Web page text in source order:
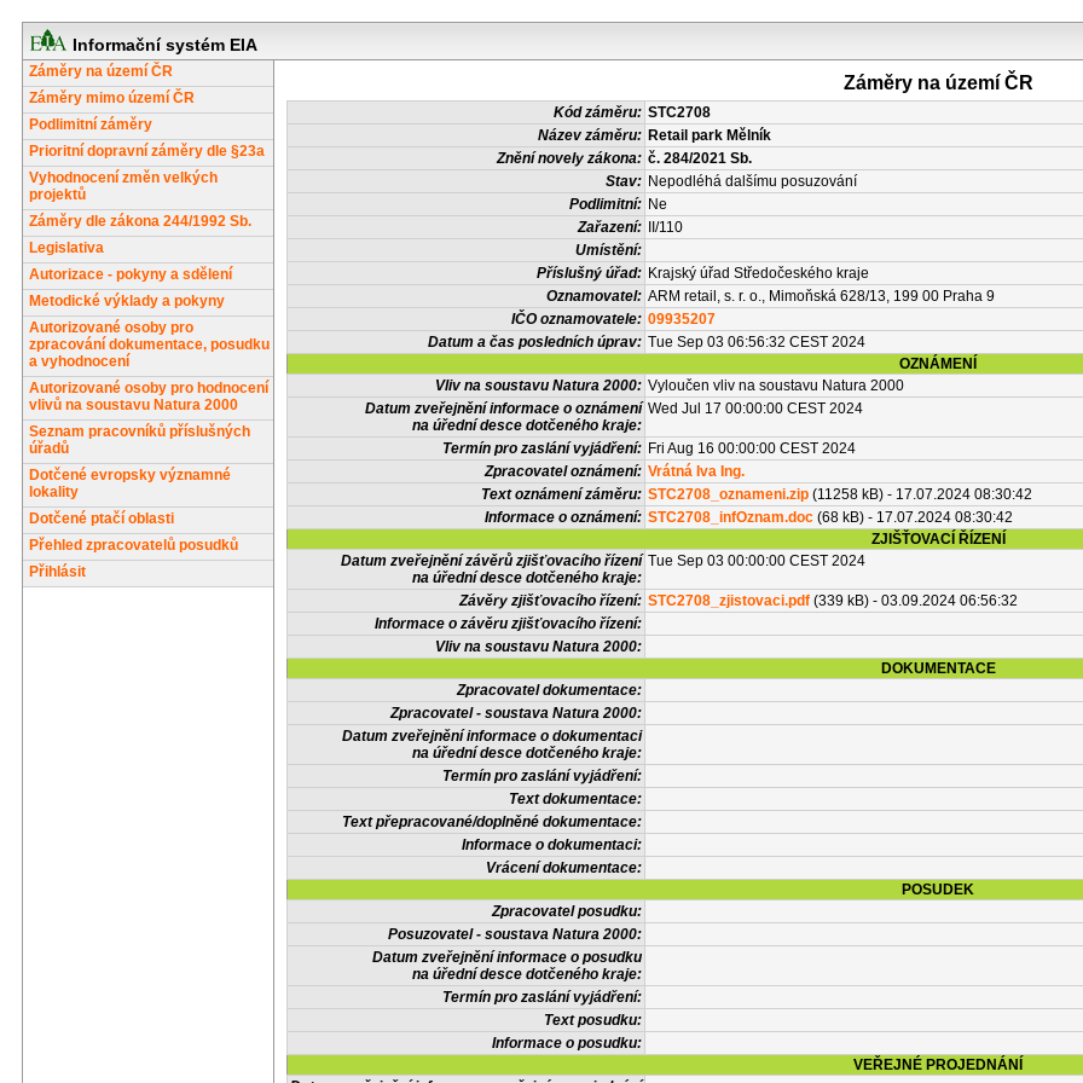
Informační systém EIA
Záměry na území ČR
Záměry mimo území ČR
Podlimitní záměry
Prioritní dopravní záměry dle §23a
Vyhodnocení změn velkých
projektů
Záměry dle zákona 244/1992 Sb.
Legislativa
Autorizace - pokyny a sdělení
Metodické výklady a pokyny
Autorizované osoby pro
zpracování dokumentace, posudku
a vyhodnocení
Autorizované osoby pro hodnocení
vlivů na soustavu Natura 2000
Seznam pracovníků příslušných
úřadů
Dotčené evropsky významné
lokality
Dotčené ptačí oblasti
Přehled zpracovatelů posudků
Přihlásit
Záměry na území ČR
Kód záměru: STC2708
Název záměru: Retail park Mělník
Znění novely zákona: č. 284/2021 Sb.
Stav: Nepodléhá dalšímu posuzování
Podlimitní: Ne
Zařazení:
II/110
Umístění:
Příslušný úřad: Krajský úřad Středočeského kraje
Oznamovatel: ARM retail, s. r. o., Mimoňská 628/13, 199 00 Praha 9
IČO oznamovatele: 09935207
Datum a čas posledních úprav: Tue Sep 03 06:56:32 CEST 2024
OZNÁMENÍ
Vliv na soustavu Natura 2000: Vyloučen vliv na soustavu Natura 2000
Datum zveřejnění informace o oznámení
na úřední desce dotčeného kraje:
Wed Jul 17 00:00:00 CEST 2024
Termín pro zaslání vyjádření: Fri Aug 16 00:00:00 CEST 2024
Zpracovatel oznámení: Vrátná Iva Ing.
Text oznámení záměru: STC2708_oznameni.zip (11258 kB) - 17.07.2024 08:30:42
Informace o oznámení: STC2708_infOznam.doc (68 kB) - 17.07.2024 08:30:42
ZJIŠŤOVACÍ ŘÍZENÍ
Datum zveřejnění závěrů zjišťovacího řízení
na úřední desce dotčeného kraje:
Tue Sep 03 00:00:00 CEST 2024
Závěry zjišťovacího řízení: STC2708_zjistovaci.pdf (339 kB) - 03.09.2024 06:56:32
Informace o závěru zjišťovacího řízení:
Vliv na soustavu Natura 2000:
DOKUMENTACE
Zpracovatel dokumentace:
Zpracovatel - soustava Natura 2000:
Datum zveřejnění informace o dokumentaci
na úřední desce dotčeného kraje:
Termín pro zaslání vyjádření:
Text dokumentace:
Text přepracované/doplněné dokumentace:
Informace o dokumentaci:
Vrácení dokumentace:
POSUDEK
Zpracovatel posudku:
Posuzovatel - soustava Natura 2000:
Datum zveřejnění informace o posudku
na úřední desce dotčeného kraje:
Termín pro zaslání vyjádření:
Text posudku:
Informace o posudku:
VEŘEJNÉ PROJEDNÁNÍ